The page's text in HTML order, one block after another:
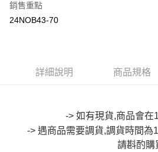
悠遊付
大哥付你分期
1.本服務由台灣大哥大提供，台灣大哥大用戶
2.付款方式選擇「大哥付你分期」，訂單成立
流程，驗證手機門號後，選擇欲分期的期數
相關說明
【關於「AFTEE先享後付」】
AFTEE先享後付是「在收到商品之後才付款
銷售重點
24NOB43-70
詳細說明 商品規格
-> 如有現貨,商品會在
-> 遇商品需要調貨,調貨時間為
請斟酌購